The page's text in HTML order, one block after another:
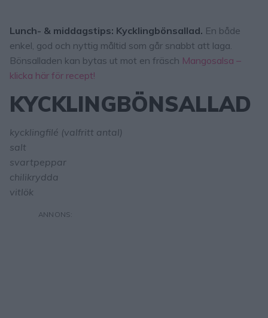
Lunch- & middagstips: Kycklingbönsallad. En både
enkel, god och nyttig måltid som går snabbt att laga.
Bönsalladen kan bytas ut mot en fräsch Mangosalsa –
klicka här för recept!
KYCKLINGBÖNSALLAD
kycklingfilé (valfritt antal)
salt
svartpeppar
chilikrydda
vitlök